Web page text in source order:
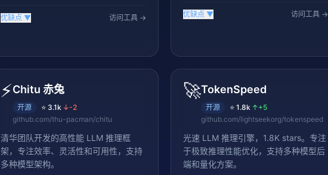
优缺点 ▼ 访问工具 → 优缺点 ▼ 访问工具 →
⚡Chitu 赤兔
开源 ⭐ 3.1k ↓-2
github.com/thu-pacman/chitu
清华团队开发的高性能 LLM 推理框
架，专注效率、灵活性和可用性，支持
多种模型架构。
🚀TokenSpeed
开源 ⭐ 1.8k ↑+5
github.com/lightseekorg/tokenspeed
光速 LLM 推理引擎，1.8K stars。专注
于极致推理性能优化，支持多种模型后
端和量化方案。